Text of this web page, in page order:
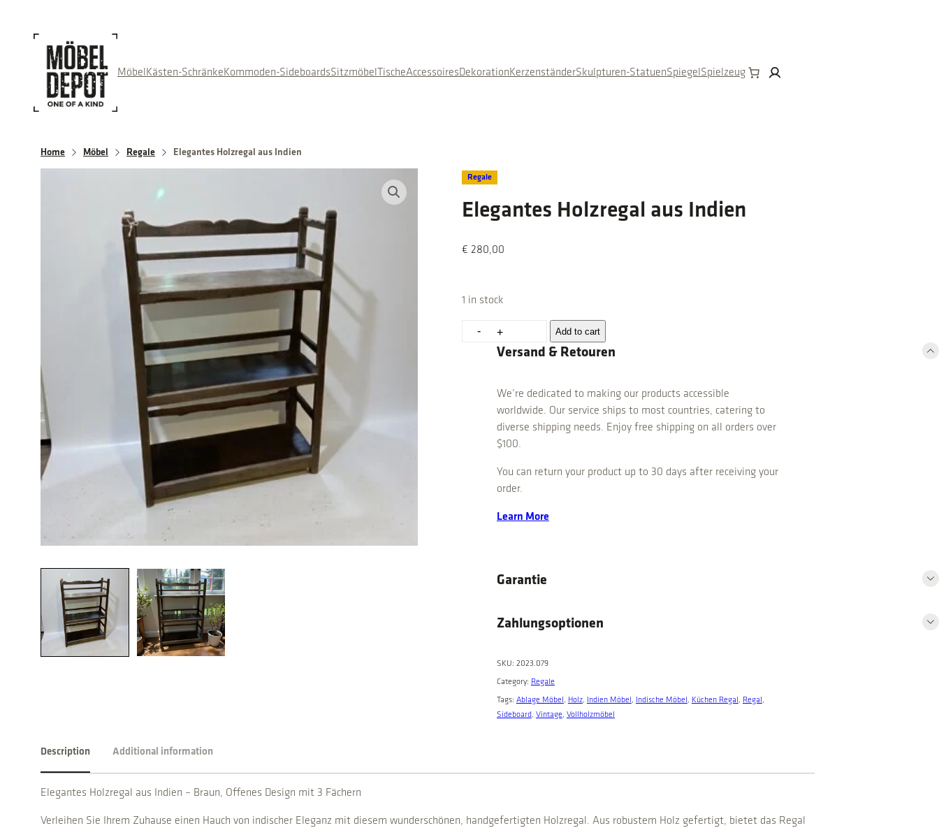
Möbel Kästen-Schränke Kommoden-SideboardsSitzmöbel TischeAccessoiresDekoration KerzenständerSkulpturen-StatuenSpiegel Spielzeug
Home Möbel Regale Elegantes Holzregal aus Indien
Regale
Elegantes Holzregal aus Indien
€ 280,00
1 in stock
- + Add to cart
Versand & Retouren
We’re dedicated to making our products accessible
worldwide. Our service ships to most countries, catering to
diverse shipping needs. Enjoy free shipping on all orders over
$100.
You can return your product up to 30 days after receiving your
order.
Learn More
Garantie
Zahlungsoptionen
SKU: 2023.079
Category: Regale
Tags: Ablage Möbel , Holz, Indien Möbel , Indische Möbel , Küchen Regal , Regal
Sideboard, Vintage, Vollholzmöbel
Description Additional information
Elegantes Holzregal aus Indien – Braun, Offenes Design mit 3 Fächern
Verleihen Sie Ihrem Zuhause einen Hauch von indischer Eleganz mit diesem wunderschönen, handgefertigten Holzregal. Aus robustem Holz gefertigt, bietet das Regal